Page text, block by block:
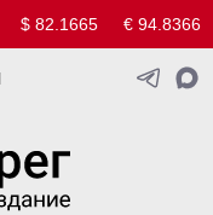
$ 82.1665 € 94.8366